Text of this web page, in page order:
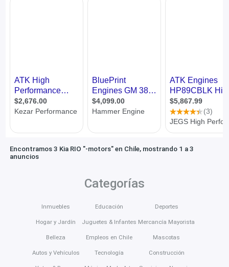
Encontramos 3 Kia RIO "-motors" en Chile, mostrando 1 a 3
anuncios
Categorías
Inmuebles
Hogar y Jardín
Belleza
Autos y Vehículos
Educación
Juguetes & Infantes
Empleos en Chile
Tecnología
Deportes
Mercancía Mayorista
Mascotas
Construcción